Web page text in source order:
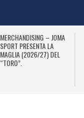
MERCHANDISING – JOMA
SPORT PRESENTA LA
MAGLIA (2026/27) DEL
“TORO”.